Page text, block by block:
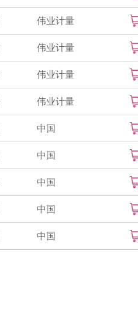
伟业计量
伟业计量
伟业计量
伟业计量
中国
中国
中国
中国
中国